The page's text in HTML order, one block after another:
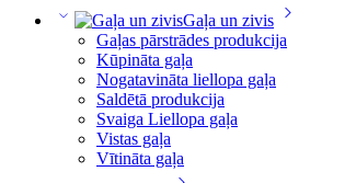
Gaļa un zivis
Gaļas pārstrādes produkcija
Kūpināta gaļa
Nogatavināta liellopa gaļa
Saldētā produkcija
Svaiga Liellopa gaļa
Vistas gaļa
Vītināta gaļa